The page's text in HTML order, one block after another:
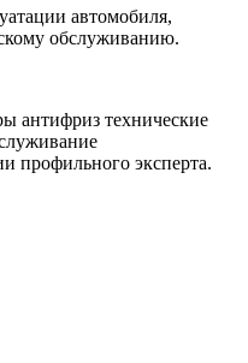
автомобиля,
обслуживанию.
антифриз технические
профильного эксперта.